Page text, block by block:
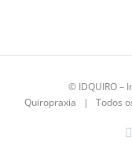
© IDQUIRO–
Quiropraxia | Todos